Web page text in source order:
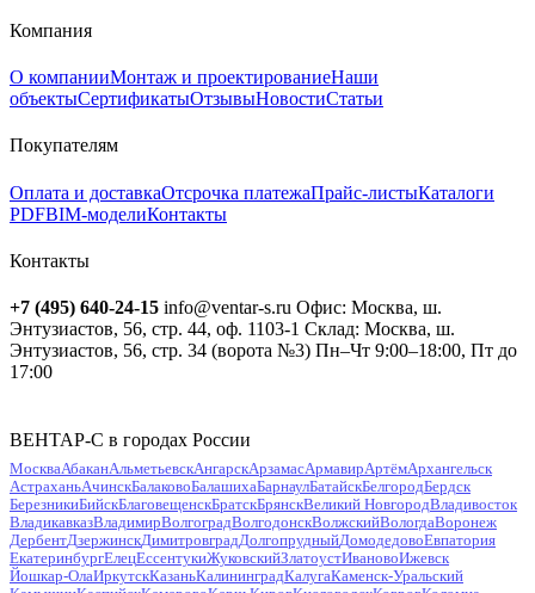
Компания
О компанииМонтаж и проектированиеНаши
объектыСертификатыОтзывыНовостиСтатьи
Покупателям
Оплата и доставкаОтсрочка платежаПрайс-листыКаталоги
PDFBIM-моделиКонтакты
Контакты
+7 (495) 640-24-15 info@ventar-s.ru Офис: Москва, ш.
Энтузиастов, 56, стр. 44, оф. 1103-1 Склад: Москва, ш.
Энтузиастов, 56, стр. 34 (ворота №3) Пн–Чт 9:00–18:00, Пт до
17:00
ВЕНТАР-С в городах России
МоскваАбаканАльметьевскАнгарскАрзамасАрмавирАртёмАрхангельск
АстраханьАчинскБалаковоБалашихаБарнаулБатайскБелгородБердск
БерезникиБийскБлаговещенскБратскБрянскВеликий НовгородВладивосток
ВладикавказВладимирВолгоградВолгодонскВолжскийВологдаВоронеж
ДербентДзержинскДимитровградДолгопрудныйДомодедовоЕвпатория
ЕкатеринбургЕлецЕссентукиЖуковскийЗлатоустИвановоИжевск
Йошкар-ОлаИркутскКазаньКалининградКалугаКаменск-Уральский